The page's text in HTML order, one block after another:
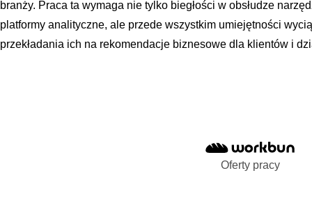
branży. Praca ta wymaga nie tylko biegłości w obsłudze
platformy analityczne, ale przede wszystkim umiejętności
przekładania ich na rekomendacje biznesowe dla klientów i
Oferty pracy